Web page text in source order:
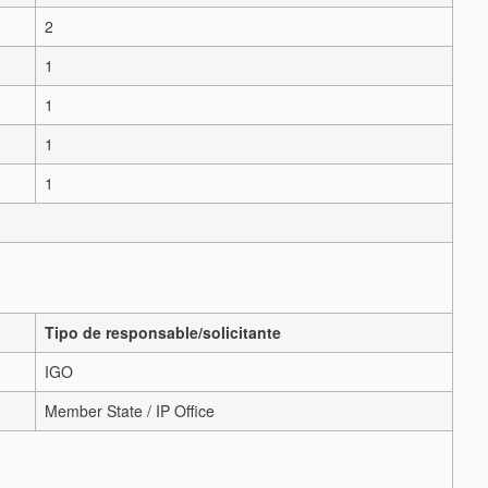
2
1
1
1
1
Tipo de responsable/solicitante
IGO
Member State / IP Office